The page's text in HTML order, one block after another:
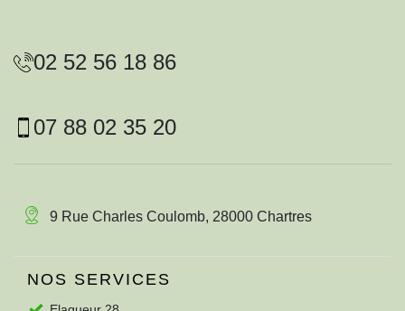
02 52 56 18 86
07 88 02 35 20
9 Rue Charles Coulomb, 28000 Chartres
NOS SERVICES